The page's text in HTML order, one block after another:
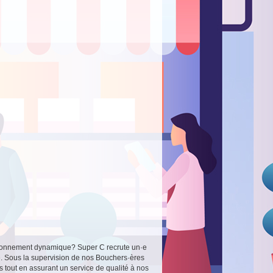
dynamique? Super C recrute un·e
la supervision de nos Bouchers·ères
tout en assurant un service de qualité à nos